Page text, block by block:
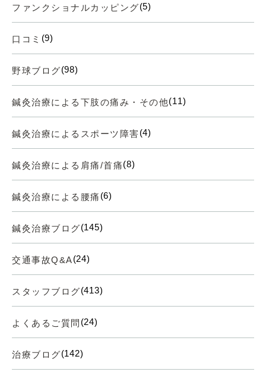
ファンクショナルカッピング(5)
口コミ (9)
野球ブログ(98)
鍼灸治療による下肢の痛み・その他(11)
鍼灸治療によるスポーツ障害(4)
鍼灸治療による肩痛/首痛(8)
鍼灸治療による腰痛 (6)
鍼灸治療ブログ(145)
交通事故Q&A(24)
スタッフブログ(413)
よくあるご質問 (24)
治療ブログ(142)